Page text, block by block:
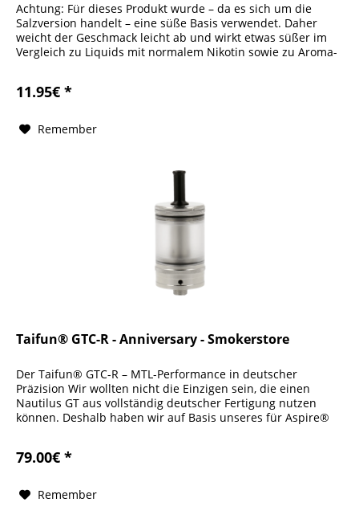
Achtung: Für dieses Produkt wurde – da es sich um die
Salzversion handelt – eine süße Basis verwendet. Daher
weicht der Geschmack leicht ab und wirkt etwas süßer im
Vergleich zu Liquids mit normalem Nikotin sowie zu Aroma-
11.95€ *
Remember
Taifun® GTC-R - Anniversary - Smokerstore
Der Taifun® GTC-R – MTL-Performance in deutscher
Präzision Wir wollten nicht die Einzigen sein, die einen
Nautilus GT aus vollständig deutscher Fertigung nutzen
können. Deshalb haben wir auf Basis unseres für Aspire®
79.00€ *
Remember